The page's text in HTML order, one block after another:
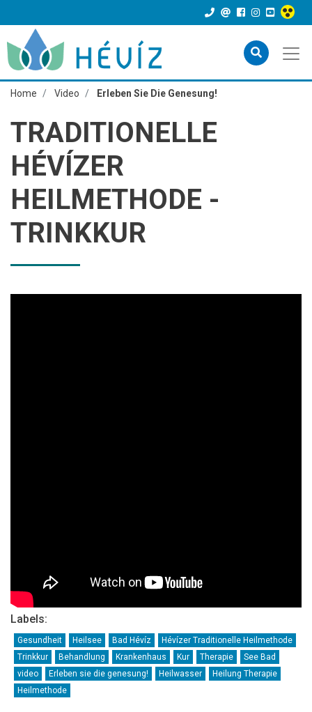
Home Video Erleben Sie Die Genesung!
TRADITIONELLE
HÉVÍZER
HEILMETHODE -
TRINKKUR
Labels:
Gesundheit Heilsee Bad Hévíz
Hévízer Traditionelle Heilmethode
Trinkkur
Behandlung Krankenhaus Kur Therapie
See Bad
video
Erleben sie die genesung! Heilwasser
Heilung Therapie
Heilmethode